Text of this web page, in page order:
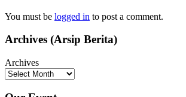
You must be logged in to post a comment.
Archives (Arsip Berita)
Archives